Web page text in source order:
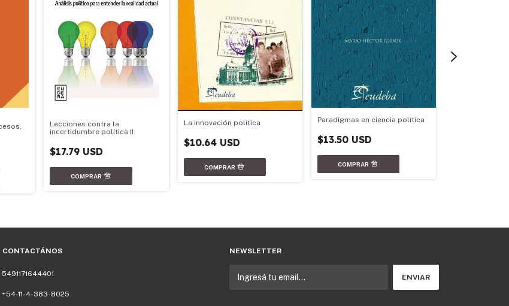
Lecciones contra la
incertidumbre política II
$17.79 USD
La innovación política
$10.64 USD
Paradigmas en ciencia política
$13.50 USD
CONTACTÁNOS
5491171644401
+54-11-4-383-8025
NEWSLETTER